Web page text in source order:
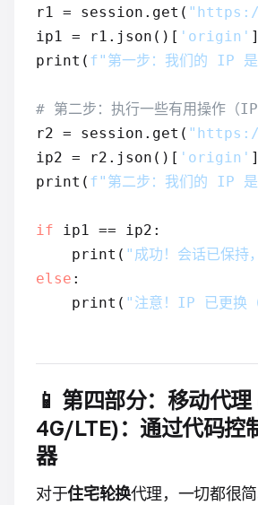
r1 = session.get(
ip1 = r1.json()[ 'origin' ]
print( f"第一步：我们的 IP 是
# 第二步：执行一些有用操作（IP
r2 = session.get(
ip2 = r2.json()[ 'origin' ]
print( f"第二步：我们的 IP 是
if ip1 == ip2:
print( "成功！会话已保持
else :
print( "注意！IP 已更换
📱 第四部分：移动代
4G/LTE)：通过代码控
器
对于住宅轮换代理，一切都很